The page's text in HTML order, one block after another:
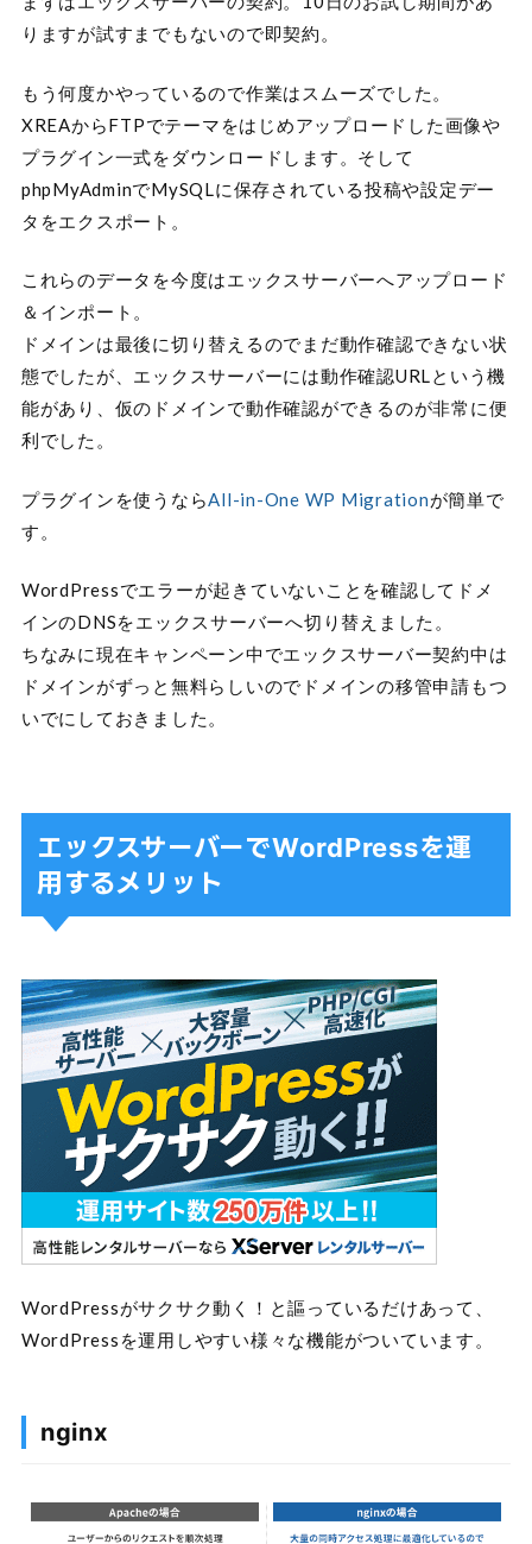
りますが試すまでもないので即契約。
もう何度かやっているので作業はスムーズでした。
XREAからFTPでテーマをはじめアップロードした画像や
プラグイン一式をダウンロードします。そして
phpMyAdminでMySQLに保存されている投稿や設定デー
タをエクスポート。
これらのデータを今度はエックスサーバーへアップロード
＆インポート。
ドメインは最後に切り替えるのでまだ動作確認できない状
態でしたが、エックスサーバーには動作確認URLという機
能があり、仮のドメインで動作確認ができるのが非常に便
利でした。
プラグインを使うならAll-in-One WP Migrationが簡単で
す。
WordPressでエラーが起きていないことを確認してドメ
インのDNSをエックスサーバーへ切り替えました。
ちなみに現在キャンペーン中でエックスサーバー契約中は
ドメインがずっと無料らしいのでドメインの移管申請もつ
いでにしておきました。
エックスサーバーでWordPressを運
用するメリット
WordPressがサクサク動く！と謳っているだけあって、
WordPressを運用しやすい様々な機能がついています。
nginx